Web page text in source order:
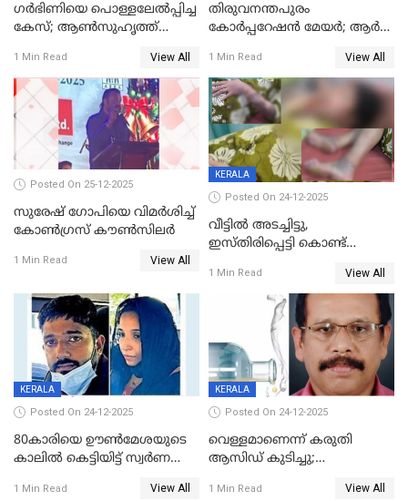
ഗര്‍ഭിണിയെ പൊള്ളലേല്‍പ്പിച്ച
കേസ്; ആണ്‍സുഹൃത്ത്
1 Min Read View All
തിരുവനന്തപുരം
കോര്‍പ്പറേഷന്‍ മേയർ; ആര്‍
1 Min Read View All
Posted On 25-12-2025
സുരേഷ് ഗോപിയെ വിമര്‍ശിച്ച്
കോണ്‍ഗ്രസ് കൗണ്‍സിലര്‍
1 Min Read View All
KERALA
Posted On 24-12-2025
വീട്ടിൽ അടച്ചിട്ടു,
ഇസ്തിരിപ്പെട്ടി കൊണ്ട്
ഗർഭിണിയായ യുവതിക്ക് ക്രൂര
1 Min Read View All
KERALA
Posted On 24-12-2025
80കാരിയെ ഊൺമേശയുടെ
കാലിൽ കെട്ടിയിട്ട് സ്വർണവും
കൊച്ചുമകനും സുഹൃത്തും
1 Min Read View All
KERALA
Posted On 24-12-2025
വെള്ളമാണെന്ന് കരുതി
ആസിഡ് കുടിച്ചു;
മരിച്ചു
1 Min Read View All